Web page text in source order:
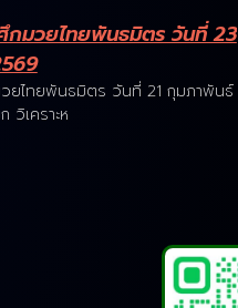
มวยไทยพันธมิตร วันที่ 23
ยไทยพันธมิตร วันที่ 21 กุมภาพันธ์
เคราะห